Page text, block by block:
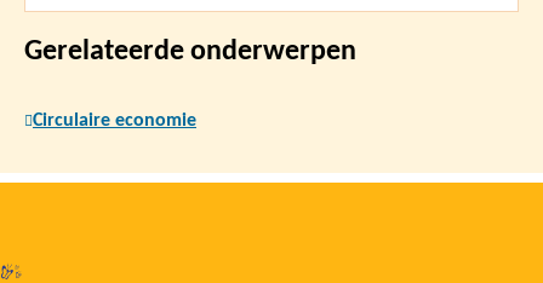
Gerelateerde onderwerpen
Circulaire economie